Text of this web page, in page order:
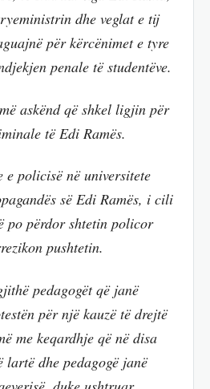
dhe veglat e tij
për kërcënimet e tyre
penale të studentëve.
askënd që shkel ligjin për
të Edi Ramës.
policisë në universitete
së Edi Ramës, i cili
po përdor shtetin policor
pushtetin.
pedagogët që janë
për një kauzë të drejtë
me keqardhje që në disa
lartë dhe pedagogë janë